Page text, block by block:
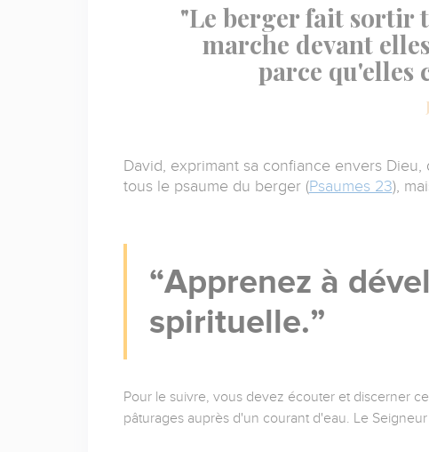
"Le berger fait sortir
marche devant
parce qu'elles
David, exprimant sa confiance envers
tous le psaume du berger (Psaumes 23),
Apprenez à
spirituelle.
Pour le suivre, vous devez écouter et discerner
pâturages auprès d'un courant d'eau. Le